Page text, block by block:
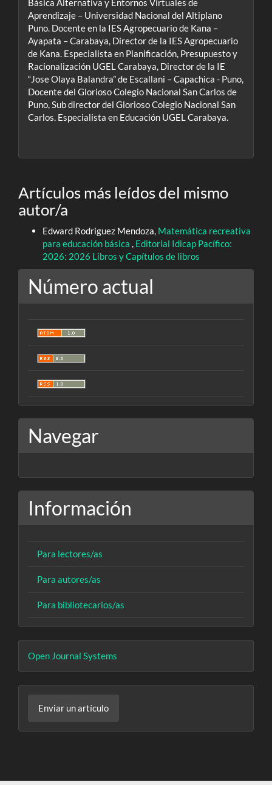
Básica Alternativa y Entornos Virtuales de
Aprendizaje – Universidad Nacional del Altiplano
Puno. Docente en la IES Agropecuario de Kana –
Ayapata – Carabaya, Director de la IES Agropecuario
de Kana. Especialista en Planificación, Presupuesto y
Racionalización UGEL Carabaya, Director de la IE
“Jose Olaya Balandra” de Escallani – Capachica - Puno,
Docente del Glorioso Colegio Nacional San Carlos de
Puno, Sub director del Glorioso Colegio Nacional San
Carlos. Especialista en Educación UGEL Carabaya.
Artículos más leídos del mismo
autor/a
Edward Rodriguez Mendoza, Matemática recreativa
para educación básica
Editorial Idicap Pacífico:
2026: 2026 Libros y Capítulos de libros
Número actual
Navegar
Información
Para lectores/as
Para autores/as
Para bibliotecarios/as
Desarrollado
por
Open Journal Systems
un
artículo
Enviar un artículo